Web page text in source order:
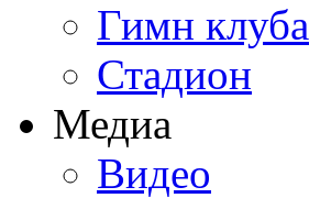
Гимн клуба
Стадион
Медиа
Видео